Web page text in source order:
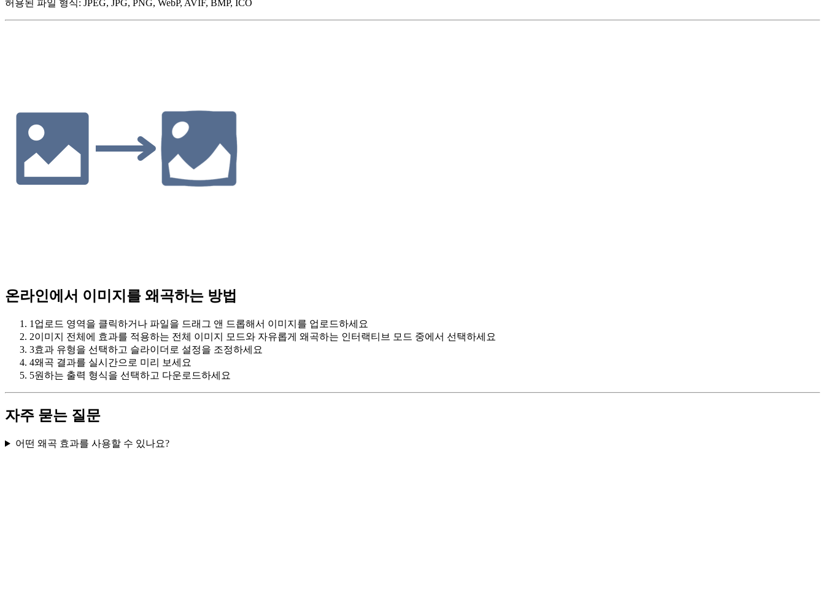
허용된 파일 형식: JPEG, JPG, PNG, WebP, AVIF, BMP, ICO
온라인에서 이미지를 왜곡하는 방법
1 업로드 영역을 클릭하거나 파일을 드래그 앤 드롭해서 이미지를 업로드하세요
2이미지 전체에 효과를 적용하는 전체 이미지 모드와 자유롭게 왜곡하는 인터랙티브 모드 중에서 선택하세요
3효과 유형을 선택하고 슬라이더로 설정을 조정하세요
4왜곡 결과를 실시간으로 미리 보세요
5원하는 출력 형식을 선택하고 다운로드하세요
자주 묻는 질문
어떤 왜곡 효과를 사용할 수 있나요?